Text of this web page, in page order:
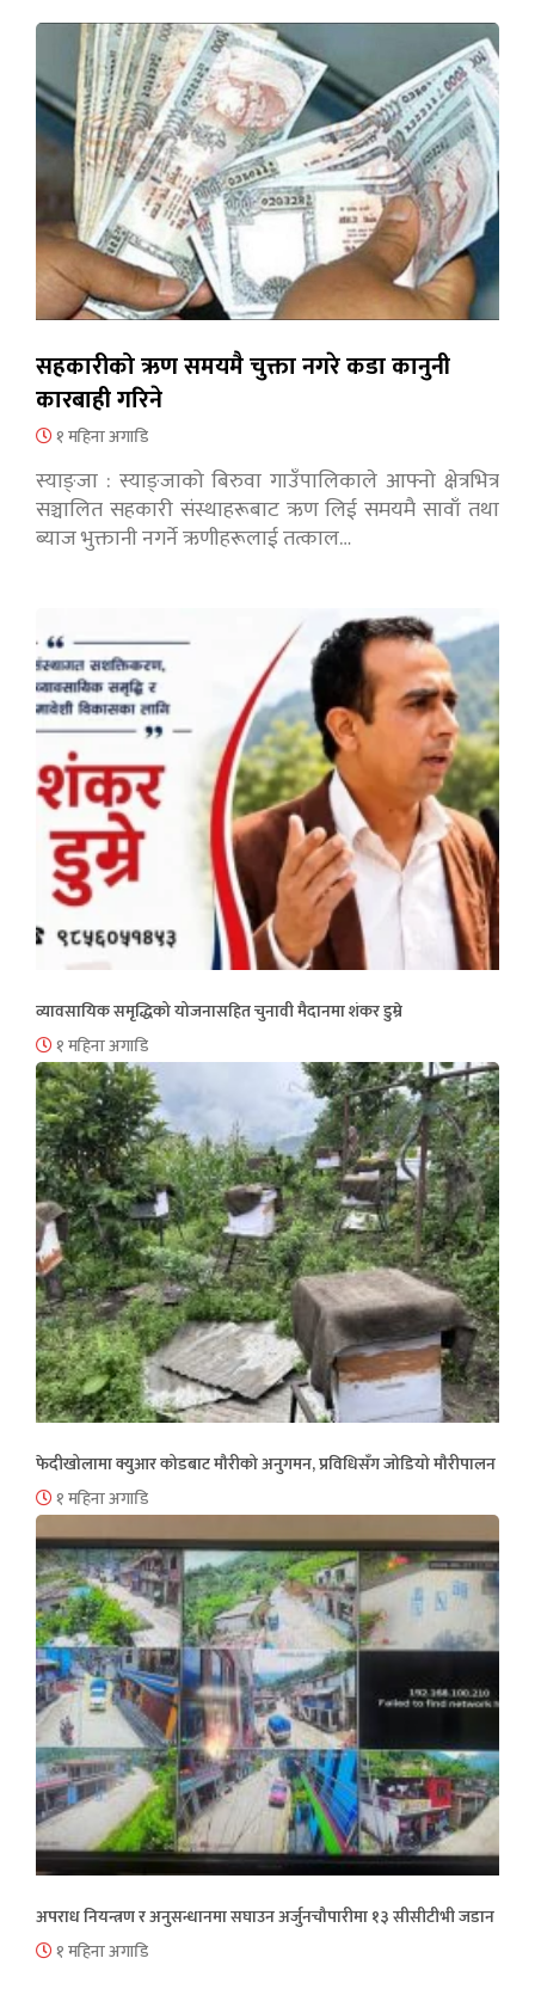
सहकारीको ऋण समयमै चुक्ता नगरे कडा कानुनी
कारबाही गरिने
१ महिना अगाडि
स्याङ्जा : स्याङ्जाको बिरुवा गाउँपालिकाले आफ्नो क्षेत्रभित्र
सञ्चालित सहकारी संस्थाहरूबाट ऋण लिई समयमै सावाँ तथा
ब्याज भुक्तानी नगर्ने ऋणीहरूलाई तत्काल…
व्यावसायिक समृद्धिको योजनासहित चुनावी मैदानमा शंकर डुम्रे
१ महिना अगाडि
फेदीखोलामा क्युआर कोडबाट मौरीको अनुगमन, प्रविधिसँग जोडियो मौरीपालन
१ महिना अगाडि
अपराध नियन्त्रण र अनुसन्धानमा सघाउन अर्जुनचौपारीमा १३ सीसीटीभी जडान
१ महिना अगाडि